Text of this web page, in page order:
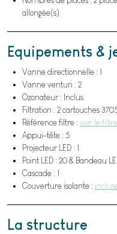
allongée(s)
Equipements &
Vanne directionnelle : 1
Vanne venturi : 2
Ozonateur : Inclus
Filtration : 2 cartouches
Référence filtre : voir le filtre
Appui-tête : 5
Projecteur LED : 1
Point LED : 20 & Bandeau
Cascade : 1
Couverture isolante :
La structure